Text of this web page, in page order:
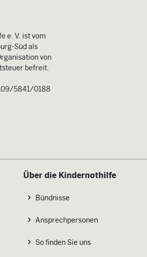
e. V. ist vom
Süd als
von
befreit.
5841/0188
Über die Kindernothilfe
Bündnisse
Ansprechpersonen
So finden Sie uns